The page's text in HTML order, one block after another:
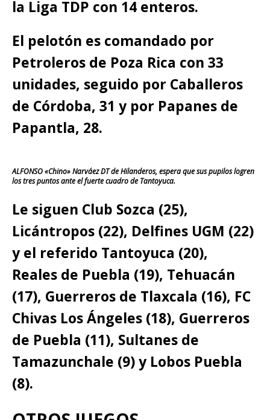
la Liga TDP con 14 enteros.
El pelotón es comandado por
Petroleros de Poza Rica con 33
unidades, seguido por Caballeros
de Córdoba, 31 y por Papanes de
Papantla, 28.
ALFONSO «Chino» Narváez DT de Hilanderos, espera que sus pupilos logren
los tres puntos ante el fuerte cuadro de Tantoyuca.
Le siguen Club Sozca (25),
Licántropos (22), Delfines UGM (22)
y el referido Tantoyuca (20),
Reales de Puebla (19), Tehuacán
(17), Guerreros de Tlaxcala (16), FC
Chivas Los Ángeles (18), Guerreros
de Puebla (11), Sultanes de
Tamazunchale (9) y Lobos Puebla
(8).